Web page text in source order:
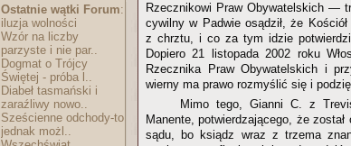
Ostatnie wątki Forum:
iluzja wolności
Wzór na liczby
parzyste i nie par..
Dogmat o Trójcy
Świętej - próba l..
Diabeł tasmański i
zaraźliwy nowo..
Sześcienne odchody-to
jednak możl..
Rzecznikowi Praw Obywatelskich —
cywilny w Padwie osądził, że
z chrztu, i co za tym idzie
Dopiero 21 listopada 2002 roku
Rzecznika Praw Obywatelskich i
wierny ma prawo rozmyślić się i
Mimo tego, Gianni C. z
Manente, potwierdzającego, że
sądu, bo ksiądz wraz z trzema